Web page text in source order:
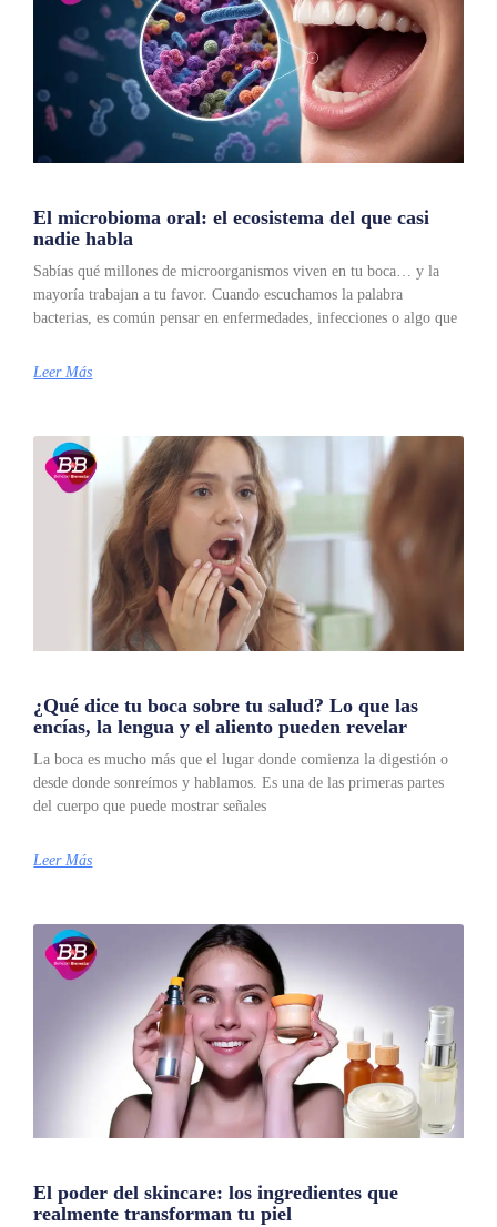
El microbioma oral: el ecosistema del que casi
nadie habla
Sabías qué millones de microorganismos viven en tu boca… y la
mayoría trabajan a tu favor. Cuando escuchamos la palabra
bacterias, es común pensar en enfermedades, infecciones o algo que
Leer Más
¿Qué dice tu boca sobre tu salud? Lo que las
encías, la lengua y el aliento pueden revelar
La boca es mucho más que el lugar donde comienza la digestión o
desde donde sonreímos y hablamos. Es una de las primeras partes
del cuerpo que puede mostrar señales
Leer Más
El poder del skincare: los ingredientes que
realmente transforman tu piel